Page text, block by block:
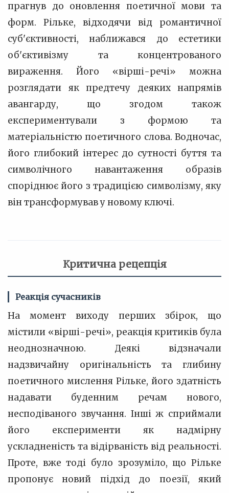
прагнув до оновлення поетичної мови та
форм. Рільке, відходячи від романтичної
суб'єктивності, наближався до естетики
об'єктивізму та концентрованого
вираження. Його «вірші-речі» можна
розглядати як предтечу деяких напрямів
авангарду, що згодом також
експериментували з формою та
матеріальністю поетичного слова. Водночас,
його глибокий інтерес до сутності буття та
символічного навантаження образів
споріднює його з традицією символізму, яку
він трансформував у новому ключі.
Критична рецепція
Реакція сучасників
На момент виходу перших збірок, що
містили «вірші-речі», реакція критиків була
неоднозначною. Деякі відзначали
надзвичайну оригінальність та глибину
поетичного мислення Рільке, його здатність
надавати буденним речам нового,
несподіваного звучання. Інші ж сприймали
його експерименти як надмірну
ускладненість та відірваність від реальності.
Проте, вже тоді було зрозуміло, що Рільке
пропонує новий підхід до поезії, який